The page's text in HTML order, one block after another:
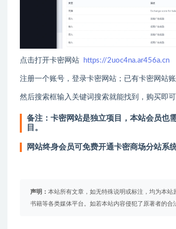
点击打开卡密网站 https://2uoc4na.ar456a.cn
注册一个账号，登录卡密网站；已有卡密网站
然后搜索框输入关键词搜索就能找到，购买即可
备注：卡密网站是独立项目，本站会员也
目。
网站终身会员可免费开通卡密商场分站系
声明： 本站所有文章，如无特殊说明或标注，均为本
书籍等各类媒体平台。如若本站内容侵犯了原著者的合